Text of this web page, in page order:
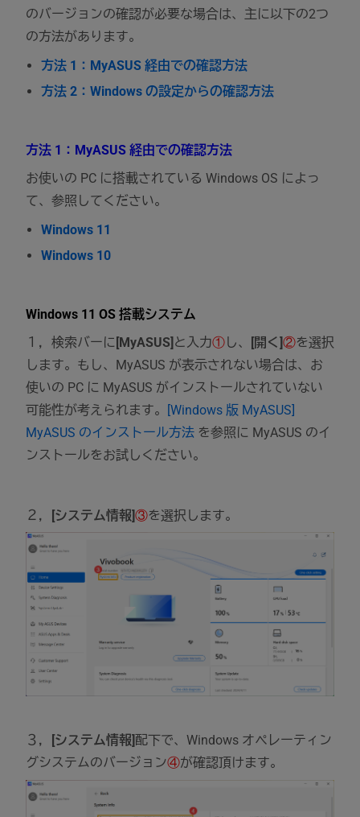
のバージョンの確認が必要な場合は、主に以下の2つ
の方法があります。
方法 1：MyASUS 経由での確認方法
方法 2：Windows の設定からの確認方法
方法 1：MyASUS 経由での確認方法
お使いの PC に搭載されている Windows OS によっ
て、参照してください。
Windows 11
Windows 10
Windows 11 OS 搭載システム
１，検索バーに [MyASUS] と入力①し、 [開く]②を選択
します。もし、MyASUS が表示されない場合は、お
使いの PC に MyASUS がインストールされていない
可能性が考えられます。
[Windows 版 MyASUS]
MyASUS のインストール方法 を参照に MyASUS のイ
ンストールをお試しください。
２， [システム情報]③を選択します。
３， [システム情報] 配下で、Windows オペレーティン
グシステムのバージョン④が確認頂けます。